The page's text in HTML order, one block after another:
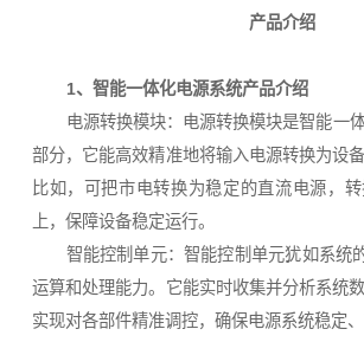
产品介绍
1、智能一体化电源系统产品介绍
电源转换模块：电源转换模块是智能一
部分，它能高效精准地将输入电源转换为设
比如，可把市电转换为稳定的直流电源，
上，保障设备稳定运行。
智能控制单元：智能控制单元犹如系统
运算和处理能力。它能实时收集并分析系统
实现对各部件精准调控，确保电源系统稳定、